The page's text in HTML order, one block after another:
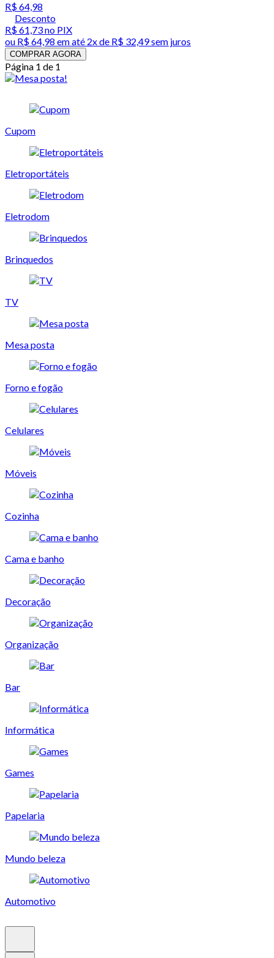
R$ 64,98
Desconto
R$ 61,73no PIX
ou R$ 64,98 em até 2x de R$ 32,49 sem juros
COMPRAR AGORA
Página 1 de 1
Cupom
Eletroportáteis
Eletrodom
Brinquedos
TV
Mesa posta
Forno e fogão
Celulares
Móveis
Cozinha
Cama e banho
Decoração
Organização
Bar
Informática
Games
Papelaria
Mundo beleza
Automotivo